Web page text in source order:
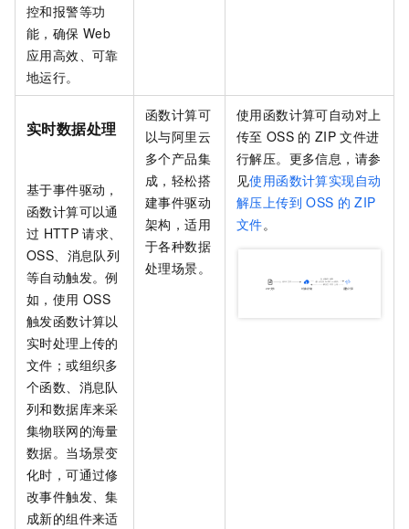
控和报警等功
能，确保 Web
应用高效、可靠
地运行。
实时数据处理
基于事件驱动，
函数计算可以通
过 HTTP 请求、
OSS、消息队列
等自动触发。例
如，使用 OSS
触发函数计算以
实时处理上传的
文件；或组织多
个函数、消息队
列和数据库来采
集物联网的海量
数据。当场景变
化时，可通过修
改事件触发、集
成新的组件来适
函数计算可
以与阿里云
多个产品集
成，轻松搭
建事件驱动
架构，适用
于各种数据
处理场景。
使用函数计算可自动对上
传至 OSS 的 ZIP 文件进
行解压。更多信息，请参
见使用函数计算实现自动
解压上传到 OSS 的 ZIP
文件。